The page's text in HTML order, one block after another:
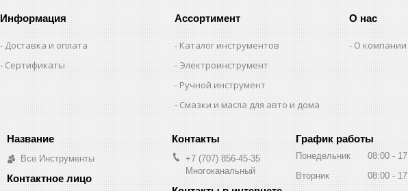
Информация
Доставка и оплата
Сертификаты
Ассортимент
Каталог инструментов
Электроинструмент
Ручной инструмент
Смазки и масла для авто и дома
О нас
О компании
Все Инструменты
+7 (707) 856-45-35
Многоканальный
График работы
Понедельник 08:00
Вторник
08:00